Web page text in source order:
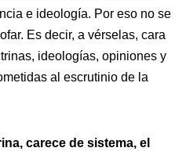
e ideología. Por eso no se
Es decir, a vérselas, cara
ideologías, opiniones y
al escrutinio de la
carece de sistema, el